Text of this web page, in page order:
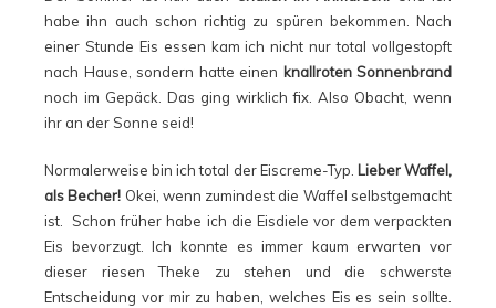
habe ihn auch schon richtig zu spüren bekommen. Nach
einer Stunde Eis essen kam ich nicht nur total vollgestopft
nach Hause, sondern hatte einen knallroten Sonnenbrand
noch im Gepäck. Das ging wirklich fix. Also Obacht, wenn
ihr an der Sonne seid!
Normalerweise bin ich total der Eiscreme-Typ. Lieber Waffel,
als Becher! Okei, wenn zumindest die Waffel selbstgemacht
ist. Schon früher habe ich die Eisdiele vor dem verpackten
Eis bevorzugt. Ich konnte es immer kaum erwarten vor
dieser riesen Theke zu stehen und die schwerste
Entscheidung vor mir zu haben, welches Eis es sein sollte.